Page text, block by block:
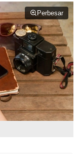
Perbesar